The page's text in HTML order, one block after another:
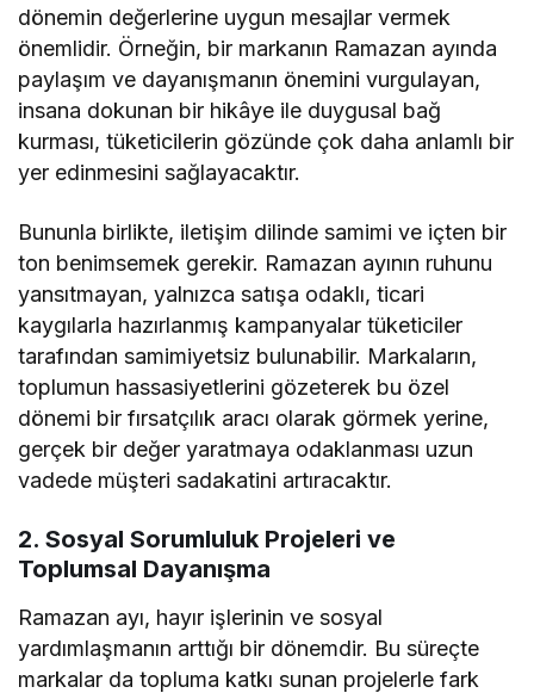
dönemin değerlerine uygun mesajlar vermek
önemlidir. Örneğin, bir markanın Ramazan ayında
paylaşım ve dayanışmanın önemini vurgulayan,
insana dokunan bir hikâye ile duygusal bağ
kurması, tüketicilerin gözünde çok daha anlamlı bir
yer edinmesini sağlayacaktır.
Bununla birlikte, iletişim dilinde samimi ve içten bir
ton benimsemek gerekir. Ramazan ayının ruhunu
yansıtmayan, yalnızca satışa odaklı, ticari
kaygılarla hazırlanmış kampanyalar tüketiciler
tarafından samimiyetsiz bulunabilir. Markaların,
toplumun hassasiyetlerini gözeterek bu özel
dönemi bir fırsatçılık aracı olarak görmek yerine,
gerçek bir değer yaratmaya odaklanması uzun
vadede müşteri sadakatini artıracaktır.
2. Sosyal Sorumluluk Projeleri ve
Toplumsal Dayanışma
Ramazan ayı, hayır işlerinin ve sosyal
yardımlaşmanın arttığı bir dönemdir. Bu süreçte
markalar da topluma katkı sunan projelerle fark